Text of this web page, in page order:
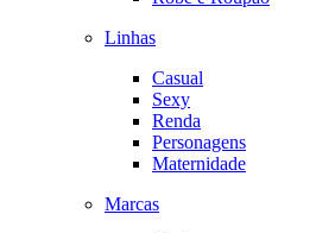
Linhas
Casual
Sexy
Renda
Personagens
Maternidade
Marcas